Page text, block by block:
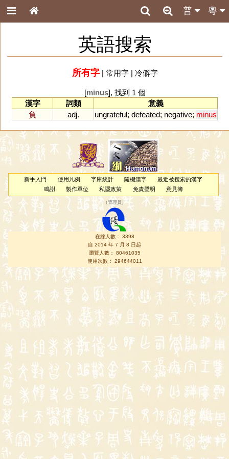
粵
普
英語搜索
所有字| 常用字| 冷僻字
[minus], 找到 1 個
漢字
詞類
意義
負
adj. ungrateful; defeated; negative; minus
新手入門 使用凡例 字庫統計 隨機漢字
最近被搜索的漢字
鳴謝
製作單位 私隱政策 免責聲明 意見簿
（管理員 ）
在線人數： 3398
自 2014 年 7 月 8 日起
瀏覽人數： 80461035
使用次數： 294644011